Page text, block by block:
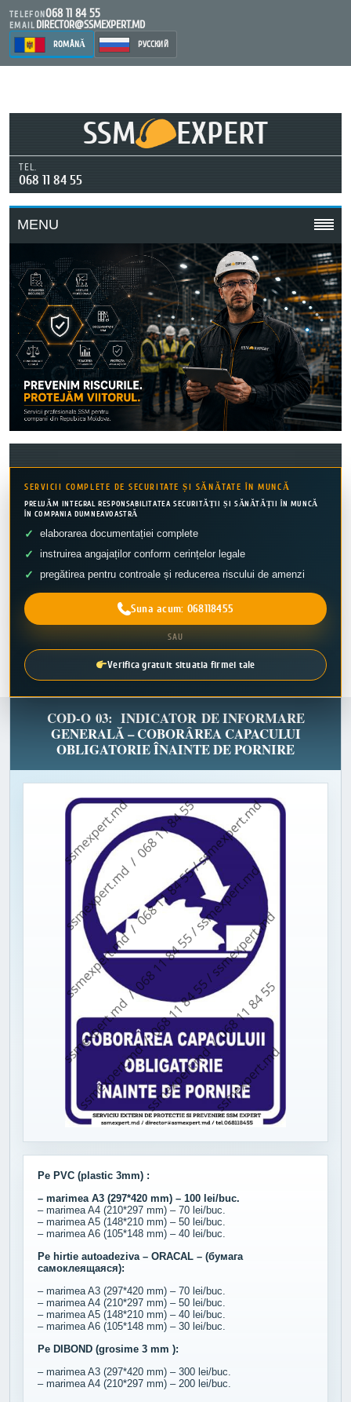
TELEFON068 11 84 55
EMAIL DIRECTOR@SSMEXPERT.MD
ROMÂNĂ РУССКИЙ
SSM EXPERT
TEL.
068 11 84 55
MENU
SERVICII COMPLETE DE SECURITATE ȘI SĂNĂTATE ÎN MUNCĂ
PRELUĂM INTEGRAL RESPONSABILITATEA SECURITĂȚII ȘI SĂNĂTĂȚII ÎN MUNCĂ
ÎN COMPANIA DUMNEAVOASTRĂ
elaborarea documentației complete
instruirea angajaților conform cerințelor legale
pregătirea pentru controale și reducerea riscului de amenzi
Suna acum: 068118455
SAU
Verifica gratuit situatia firmei tale
COD-O 03: INDICATOR DE INFORMARE
GENERALĂ – COBORÂREA CAPACULUI
OBLIGATORIE ÎNAINTE DE PORNIRE
Pe PVC (plastic 3mm) :
– marimea A3 (297*420 mm) – 100 lei/buc.
– marimea A4 (210*297 mm) – 70 lei/buc.
– marimea A5 (148*210 mm) – 50 lei/buc.
– marimea A6 (105*148 mm) – 40 lei/buc.
Pe hirtie autoadeziva – ORACAL – (бумага
самоклеящаяся):
– marimea A3 (297*420 mm) – 70 lei/buc.
– marimea A4 (210*297 mm) – 50 lei/buc.
– marimea A5 (148*210 mm) – 40 lei/buc.
– marimea A6 (105*148 mm) – 30 lei/buc.
Pe DIBOND (grosime 3 mm ):
– marimea A3 (297*420 mm) – 300 lei/buc.
– marimea A4 (210*297 mm) – 200 lei/buc.